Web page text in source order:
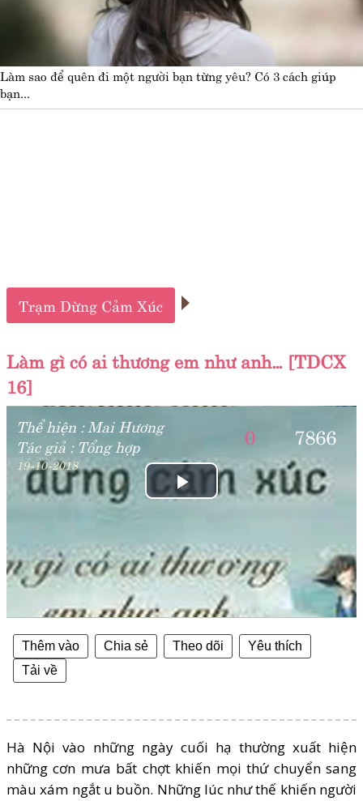
Làm sao để quên đi một người bạn từng yêu? Có 3 cách giúp
bạn...
Trạm Dừng Cảm Xúc
Làm gì có ai thương em như anh… [TDCX
16]
Thể hiện : Mai Hương
Tác giả : Tổng hợp
19-10-2018
0 7866
Play
Thêm vào Chia sẻ Theo dõi
Yêu thích
Tải về
Hà Nội vào những ngày cuối hạ thường xuất hiện
những cơn mưa bất chợt khiến mọi thứ chuyển sang
màu xám ngắt u buồn. Những lúc như thế khiến người